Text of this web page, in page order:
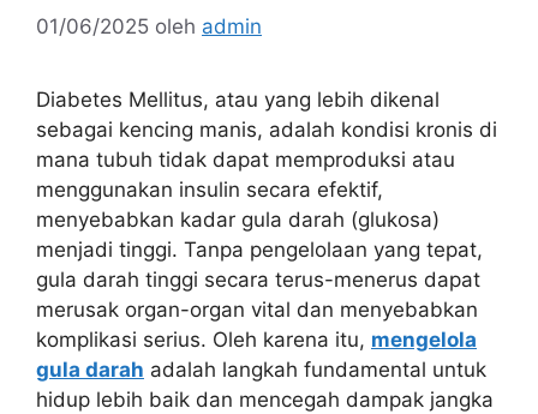
01/06/2025 oleh admin
Diabetes Mellitus, atau yang lebih dikenal
sebagai kencing manis, adalah kondisi kronis di
mana tubuh tidak dapat memproduksi atau
menggunakan insulin secara efektif,
menyebabkan kadar gula darah (glukosa)
menjadi tinggi. Tanpa pengelolaan yang tepat,
gula darah tinggi secara terus-menerus dapat
merusak organ-organ vital dan menyebabkan
komplikasi serius. Oleh karena itu, mengelola
gula darah adalah langkah fundamental untuk
hidup lebih baik dan mencegah dampak jangka